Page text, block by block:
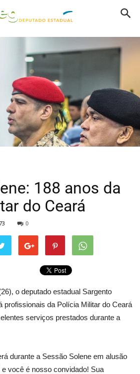
188 anos da
do Ceará
0
o deputado estadual Sargento
profissionais da Polícia Militar do Ceará
serviços prestados durante a
durante a Sessão Solene em alusão
você é nosso convidado! Sua